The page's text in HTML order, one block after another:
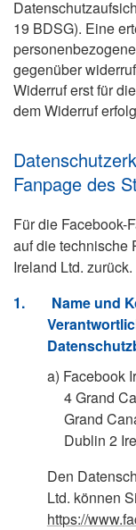
19 BDSG). Eine
gegenüber
Widerruf erst für
dem Widerruf
Fanpage des
Für die Facebook-
auf die technische
Ireland Ltd. zurück.
1.
Name und
a) Facebook
4 Grand
Grand
Dublin 2
Den
Ltd. können
https://